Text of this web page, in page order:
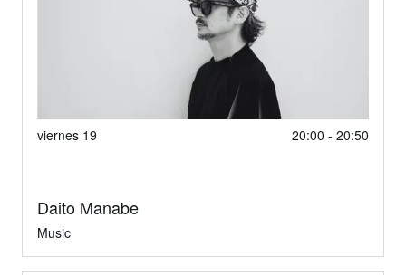
viernes 19 20:00 - 20:50
Daito Manabe
Music